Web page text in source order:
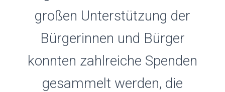
großen Unterstützung der
Bürgerinnen und Bürger
konnten zahlreiche Spenden
gesammelt werden, die